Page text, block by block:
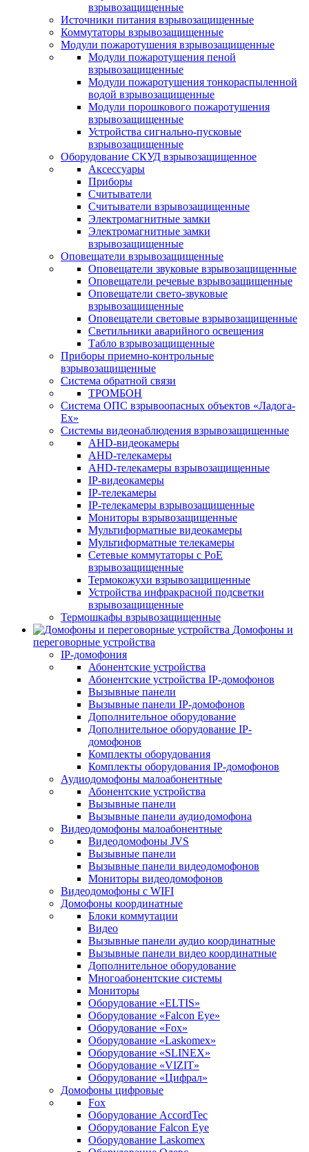
взрывозащищенные
Источники питания взрывозащищенные
Коммутаторы взрывозащищенные
Модули пожаротушения взрывозащищенные
Модули пожаротушения пеной
взрывозащищенные
Модули пожаротушения тонкораспыленной
водой взрывозащищенные
Модули порошкового пожаротушения
взрывозащищенные
Устройства сигнально-пусковые
взрывозащищенные
Оборудование СКУД взрывозащищенное
Аксессуары
Приборы
Считыватели
Считыватели взрывозащищенные
Электромагнитные замки
Электромагнитные замки
взрывозащищенные
Оповещатели взрывозащищенные
Оповещатели звуковые взрывозащищенные
Оповещатели речевые взрывозащищенные
Оповещатели свето-звуковые
взрывозащищенные
Оповещатели световые взрывозащищенные
Светильники аварийного освещения
Табло взрывозащищенные
Приборы приемно-контрольные
взрывозащищенные
Система обратной связи
ТРОМБОН
Система ОПС взрывоопасных объектов «Ладога-
Ex»
Системы видеонаблюдения взрывозащищенные
AHD-видеокамеры
AHD-телекамеры
AHD-телекамеры взрывозащищенные
IP-видеокамеры
IP-телекамеры
IP-телекамеры взрывозащищенные
Мониторы взрывозащищенные
Мультиформатные видеокамеры
Мультиформатные телекамеры
Сетевые коммутаторы с РоЕ
взрывозащищенные
Термокожухи взрывозащищенные
Устройства инфракрасной подсветки
взрывозащищенные
Термошкафы взрывозащищенные
Домофоны и
переговорные устройства
IP-домофония
Абонентские устройства
Абонентские устройства IP-домофонов
Вызывные панели
Вызывные панели IP-домофонов
Дополнительное оборудование
Дополнительное оборудование IP-
домофонов
Комплекты оборудования
Комплекты оборудования IP-домофонов
Аудиодомофоны малоабонентные
Абонентские устройства
Вызывные панели
Вызывные панели аудиодомофона
Видеодомофоны малоабонентные
Видеодомофоны JVS
Вызывные панели
Вызывные панели видеодомофонов
Мониторы видеодомофонов
Видеодомофоны с WIFI
Домофоны координатные
Блоки коммутации
Видео
Вызывные панели аудио координатные
Вызывные панели видео координатные
Дополнительное оборудование
Многоабонентские системы
Мониторы
Оборудование «ELTIS»
Оборудование «Falcon Eye»
Оборудование «Fox»
Оборудование «Laskomex»
Оборудование «SLINEX»
Оборудование «VIZIT»
Оборудование «Цифрал»
Домофоны цифровые
Fox
Оборудование AccordTec
Оборудование Falcon Eye
Оборудование Laskomex